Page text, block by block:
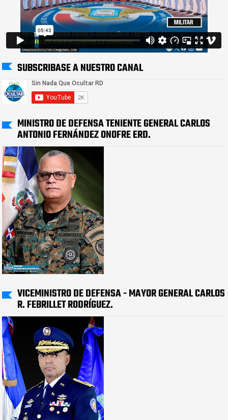
SUBSCRIBASE A NUESTRO CANAL
MINISTRO DE DEFENSA TENIENTE GENERAL CARLOS
ANTONIO FERNÁNDEZ ONOFRE ERD.
VICEMINISTRO DE DEFENSA - MAYOR GENERAL CARLOS
R. FEBRILLET RODRÍGUEZ.